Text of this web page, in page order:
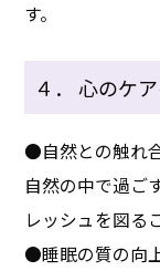
す。
４． 心のケ
●自然との触れ
自然の中で過ご
レッシュを図る
●睡眠の質の向